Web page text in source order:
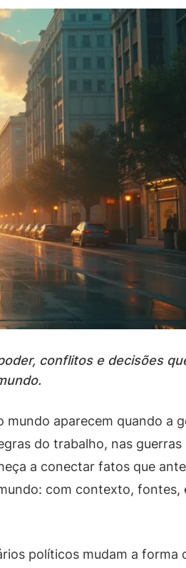
conflitos e decisões
aparecem quando a
do trabalho, nas
a conectar fatos que
com contexto, fontes,
políticos mudam a forma